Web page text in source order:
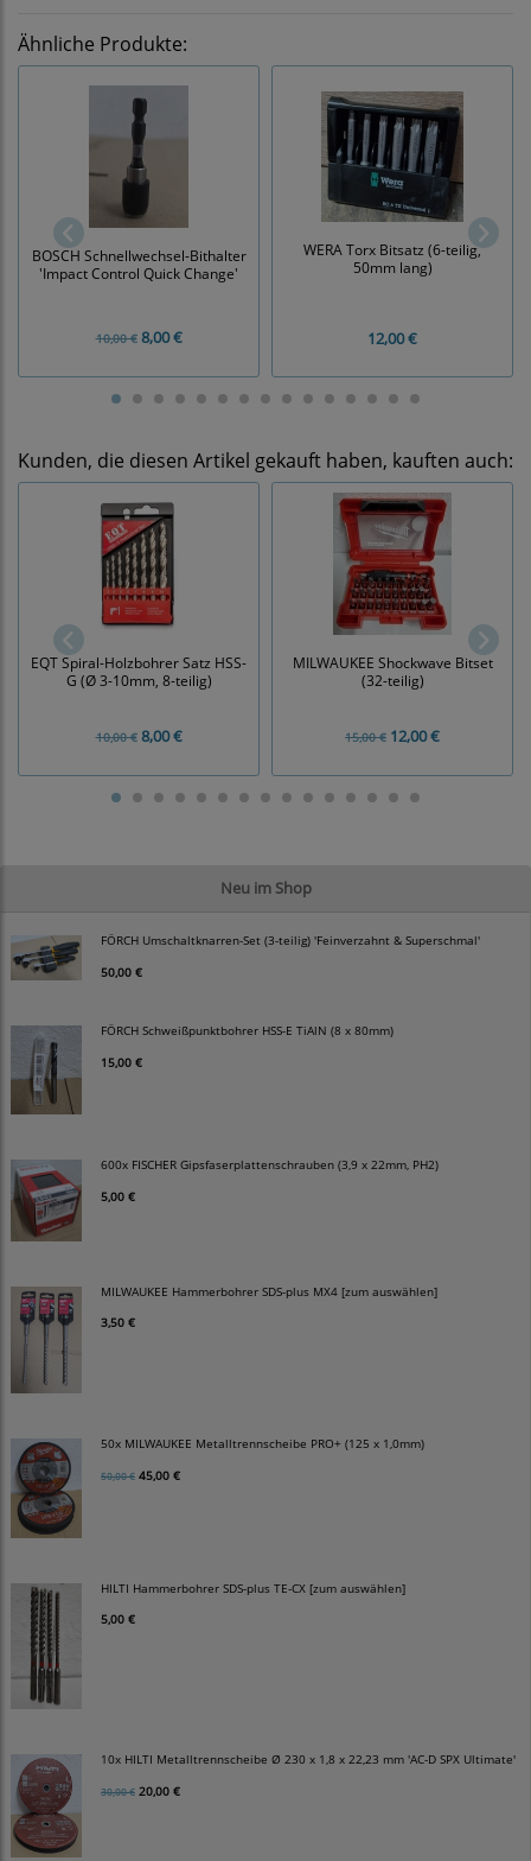
Neu im Shop
FÖRCH Umschaltknarren-Set (3-teilig) 'Feinverzahnt & Superschmal'
50,00 €
FÖRCH Schweißpunktbohrer HSS-E TiAlN (8 x 80mm)
15,00 €
600x FISCHER Gipsfaserplattenschrauben (3,9 x 22mm, PH2)
5,00 €
MILWAUKEE Hammerbohrer SDS-plus MX4 [zum auswählen]
3,50 €
50x MILWAUKEE Metalltrennscheibe PRO+ (125 x 1,0mm)
50,00 € 45,00 €
HILTI Hammerbohrer SDS-plus TE-CX [zum auswählen]
5,00 €
10x HILTI Metalltrennscheibe Ø 230 x 1,8 x 22,23 mm 'AC-D SPX Ultimate'
30,00 € 20,00 €
Ähnliche Produkte:
BOSCH Schnellwechsel-Bithalter
'Impact Control Quick Change'
10,00 €8,00 €
WERA Torx Bitsatz (6-teilig,
50mm lang)
12,00 €
Kunden, die diesen Artikel gekauft haben, kauften auch:
EQT Spiral-Holzbohrer Satz HSS-
G (Ø 3-10mm, 8-teilig)
10,00 €8,00 €
MILWAUKEE Shockwave Bitset
(32-teilig)
15,00 € 12,00 €